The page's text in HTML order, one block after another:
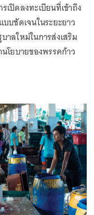
เปิดลงทะเบียนที่เข้าถึง
บชัดเจนในระยะยาว
ลใหม่ในการส่งเสริม
โยบายของพรรคก้าว